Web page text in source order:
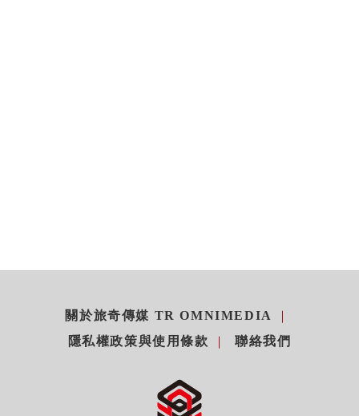
關於旅奇傳媒 TR OMNIMEDIA
隱私權政策與使用條款
聯絡我們